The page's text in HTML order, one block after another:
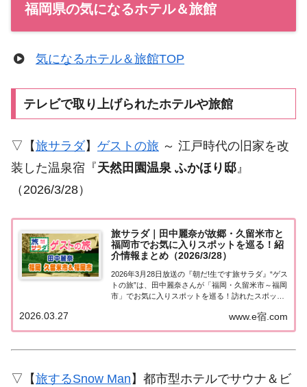
福岡県の気になるホテル＆旅館
気になるホテル＆旅館TOP
テレビで取り上げられたホテルや旅館
▽【旅サラダ】 ゲストの旅 ～ 江戸時代の旧家を改
装した温泉宿『天然田園温泉 ふかほり邸』
（2026/3/28）
旅サラダ｜田中麗奈が故郷・久留米市と
福岡市でお気に入りスポットを巡る！紹
介情報まとめ（2026/3/28）
2026年3月28日放送の『朝だ!生です旅サラダ』“ゲス
トの旅”は、田中麗奈さんが「福岡・久留米市～福岡
市」でお気に入りスポットを巡る！訪れたスポット
た。くわしい情報はこちら！田中麗奈「福岡・久留
米市」を巡る今日の“ゲストの旅”は田中...
www.e宿.com
2026.03.27
▽【旅するSnow Man 】都市型ホテルでサウナ＆ビ